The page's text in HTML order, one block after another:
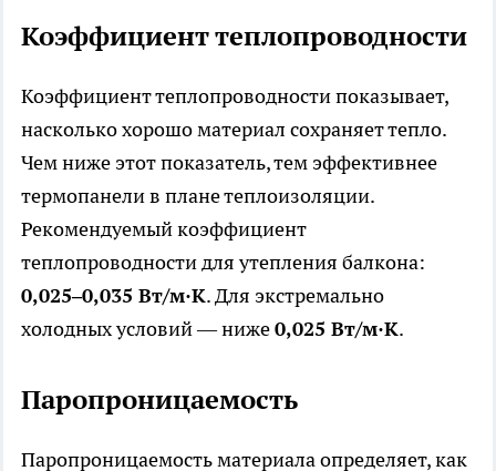
Коэффициент теплопроводности
Коэффициент теплопроводности показывает,
насколько хорошо материал сохраняет тепло.
Чем ниже этот показатель, тем эффективнее
термопанели в плане теплоизоляции.
Рекомендуемый коэффициент
теплопроводности для утепления балкона:
0,025–0,035 Вт/м·К. Для экстремально
холодных условий — ниже0,025 Вт/м·К.
Паропроницаемость
Паропроницаемость материала определяет, как